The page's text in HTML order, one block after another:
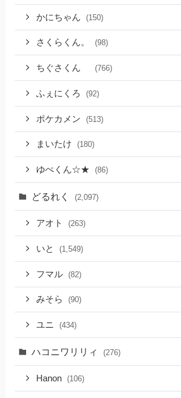
かにちゃん (150)
さくらくん。 (98)
ちぐさくん (766)
ふぇにくろ (92)
ポケカメン (513)
まいたけ (180)
ゆぺくん☆★ (86)
どるれく (2,097)
アオト (263)
いと (1,549)
フマル (82)
みそら (90)
ユニ (434)
ハコニワリリィ (276)
Hanon (106)